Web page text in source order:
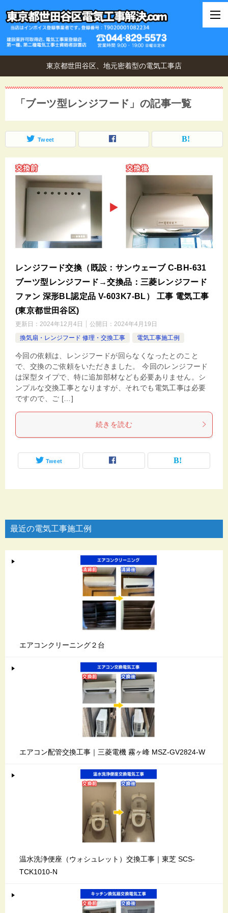
東京都世田谷区、地元密着型の電気工事店
「ブーツ型レンジフード」の記事一覧
Tweet
レンジフード交換（既設：サンウェーブ C-BH-631
ブーツ型レンジフード→交換品：三菱レンジフード
ファン 深形BL認定品 V-603K7-BL） 工事 電気工事
(東京都世田谷区)
更新日： 2024年12月4日 公開日： 2024年4月19日
換気扇・レンジフード 修理・交換工事
電気工事施工例
今回の依頼は、レンジフードが回らなくなったとのこと
で、交換のご依頼をいただきました。 今回のレンジフード
は深型タイプで、特に追加部材なども必要ありません。シ
ンプルな交換工事となりますが、それでも電気工事は必要
ですので、ご […]
続きを読む
Tweet
最近の電気工事施工例
エアコンクリーニング２台
エアコン配管交換工事｜三菱電機 霧ヶ峰 MSZ-GV2824-W
温水洗浄便座（ウォシュレット）交換工事｜東芝 SCS-
TCK1010-N